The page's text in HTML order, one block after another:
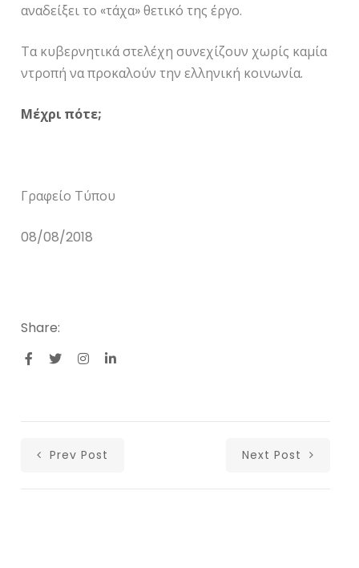
αναδείξει το «τάχα» θετικό της έργο.
Τα κυβερνητικά στελέχη συνεχίζουν χωρίς καμία
ντροπή να προκαλούν την ελληνική κοινωνία.
Μέχρι πότε;
Γραφείο Τύπου
08/08/2018
Share:
Prev Post Next Post